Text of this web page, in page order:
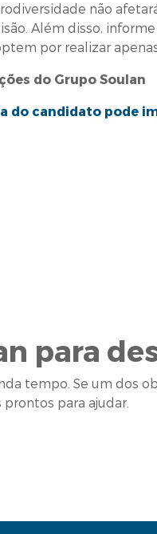
não
Além disso,
por realizar
do Grupo Soulan
do candidato pode
para
tempo. Se um dos
para ajudar.